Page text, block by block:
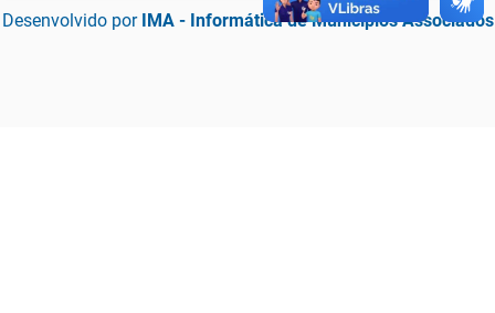
Desenvolvido por IMA - Informática de Municípios Associados